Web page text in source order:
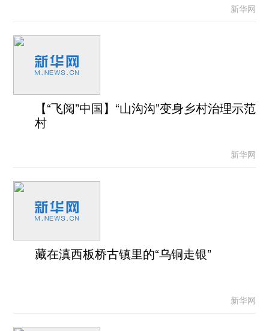
新华网
【“飞阅”中国】“山沟沟”变身乡村治理示范
村
新华网
藏在滇西板桥古镇里的“乌铜走银”
新华网